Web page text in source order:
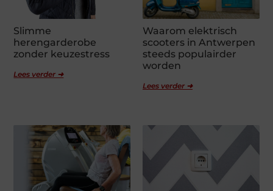
Slimme
herengarderobe
zonder keuzestress
Lees verder ➜
Waarom elektrisch
scooters in Antwerpen
steeds populairder
worden
Lees verder ➜